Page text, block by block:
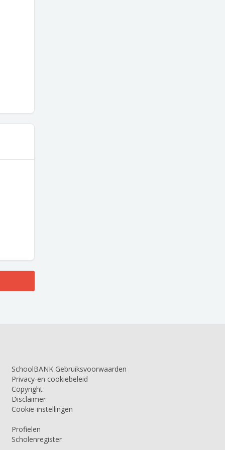
SchoolBANK Gebruiksvoorwaarden
Privacy-en cookiebeleid
Copyright
Disclaimer
Cookie-instellingen
Profielen
Scholenregister